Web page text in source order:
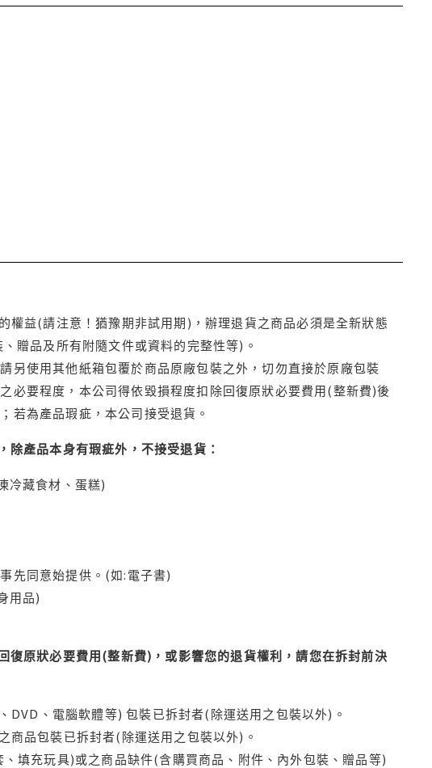
益(請注意！猶豫期非試用期)，辦理退貨之商品必須是全新狀態
贈品及所有附隨文件或資料的完整性等)。
另使用其他紙箱包覆於商品原廠包裝之外，切勿直接於原廠包裝
必要程度，本公司得依毀損程度扣除回復原狀必要費用(整新費)後
若為產品瑕疵，本公司接受退貨。
產品本身有瑕疵外，不接受退貨：
冷藏食材、蛋糕)
先同意始提供。(如:電子書)
用品)
原狀必要費用(整新費)，或影響您的退貨權利，請您在拆封前決
、電腦軟體等) 包裝已拆封者(除運送用之包裝以外)。
商品包裝已拆封者(除運送用之包裝以外)。
填充玩具)或之商品缺件(含購買商品、附件、內外包裝、贈品等)